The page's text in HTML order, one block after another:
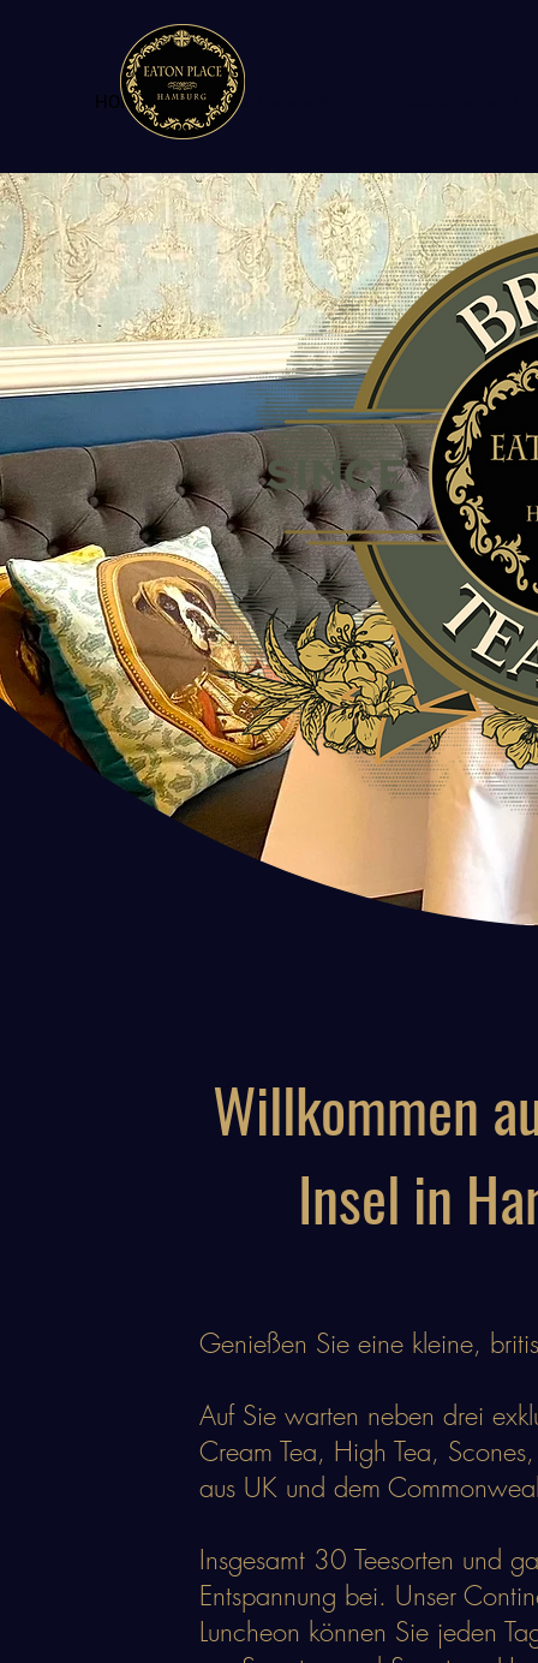
HOME High Tea Events 2026
Willkommen
Insel in
Genießen Sie eine kleine,
Auf Sie warten neben drei
Cream Tea, High Tea,
aus UK und dem
Insgesamt 30 Teesorten und
Entspannung bei. Unser
Luncheon können Sie jeden